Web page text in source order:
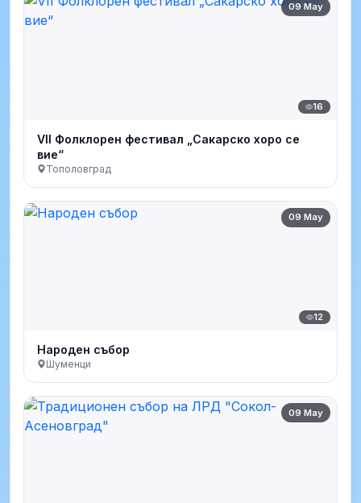
09 May
16
VII Фолклорен фестивал „Сакарско хоро се
вие“
Тополовград
09 May
12
Народен събор
Шуменци
09 May